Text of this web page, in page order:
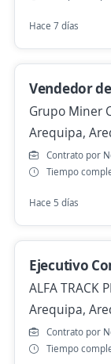
Se precisa
Ejecutivo
Arequipa
GRUPO
Arequipa,
S/. 1.200,00
Hace 3 días
Se precisa
Ejecutiva
3,5
CARRIÓN
Arequipa,
Hace 7 días
Vendedor
Grupo Miner
Arequipa,
Contrato por
Tiempo
Hace 5 días
Ejecutivo
ALFA TRACK
Arequipa,
Contrato por
Tiempo